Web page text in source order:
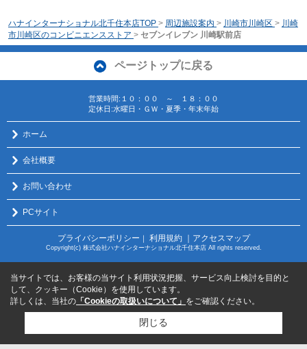
ハナインターナショナル北千住本店TOP > 周辺施設案内 > 川崎市川崎区 > 川崎
市川崎区のコンビニエンスストア > セブンイレブン 川崎駅前店
ページトップに戻る
営業時間:１０：００ ～ １８：００
定休日:水曜日・ＧＷ・夏季・年末年始
ホーム
会社概要
お問い合わせ
PCサイト
プライバシーポリシー ｜ 利用規約 ｜アクセスマップ
Copyright(c) 株式会社ハナインターナショナル北千住本店 All rights reserved.
当サイトでは、お客様の当サイト利用状況把握、サービス向上検討を目的と
して、クッキー（Cookie）を使用しています。
詳しくは、当社の 「Cookieの取扱いについて」 をご確認ください。
閉じる